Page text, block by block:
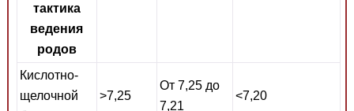
тактика
ведения
родов
Кислотно-
щелочной
>7,25
От 7,25 до
7,21
<7,20